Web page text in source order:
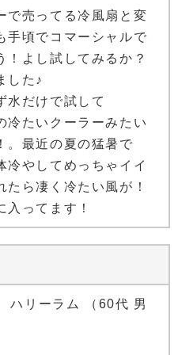
で売ってる冷風扇と変
手頃でコマーシャルで
！よし試してみるか？
した♪
水だけで試して
冷たいクーラーみたい
。最近の夏の猛暑で
冷やしてめっちゃイイ
ら凄く冷たい風が！
入ってます！
リーラム （60代 男